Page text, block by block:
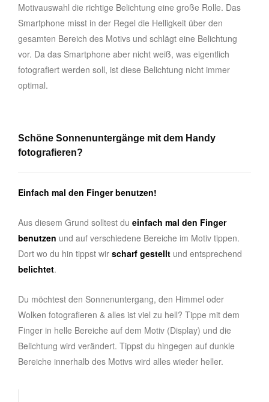
Motivauswahl die richtige Belichtung eine große Rolle. Das
Smartphone misst in der Regel die Helligkeit über den
gesamten Bereich des Motivs und schlägt eine Belichtung
vor. Da das Smartphone aber nicht weiß, was eigentlich
fotografiert werden soll, ist diese Belichtung nicht immer
optimal.
Schöne Sonnenuntergänge mit dem Handy
fotografieren?
Einfach mal den Finger benutzen!
Aus diesem Grund solltest du einfach mal den Finger
benutzen und auf verschiedene Bereiche im Motiv tippen.
Dort wo du hin tippst wir scharf gestellt und entsprechend
belichtet.
Du möchtest den Sonnenuntergang, den Himmel oder
Wolken fotografieren & alles ist viel zu hell? Tippe mit dem
Finger in helle Bereiche auf dem Motiv (Display) und die
Belichtung wird verändert. Tippst du hingegen auf dunkle
Bereiche innerhalb des Motivs wird alles wieder heller.